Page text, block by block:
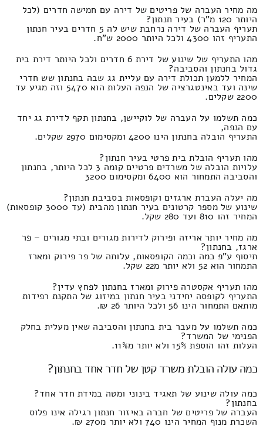
מה מחיר העברה של פריטים של דירה עם חמישה חדרים (לכל
היותר 120 מ"ר) בעיר חנתון?
תעריף העברה של דירה נרחבת שיש לה 5 חדרים בעיר חנתון
התעריף זהו 4300 ולכל היותר 2000 ש"ח.
מהו התעריף של שינוע של דירת 6 חדרים ולכל היותר דירת בית
גדול בחנתון והסביבה?
המחיר ללמען תכולת דירה עם עליית גג שבה בחנתון שש חדרי
שינה ועד באינטגרציה של הנפה העלות הוא 5470 וזה מגיע עד
2200 שקלים.
כמה תשלמו על העברה של לוקיישן, בחנתון תקף לדירת גג יחד
עם הנפה,
התעריף הובלה בחנתון הינו 4200 ומקסימום 2970 שקלים.
מהו תעריף הובלת בית פרטי בעיר חנתון?
עלויות הובלה של משרדים פרטיים קומה 3 לכל היותר, בחנתון
והסביבה התמחור הוא 6400 ומקסימום 3200
מה יעלה העברת ארגזים וקופסאות בסביבת חנתון?
שינוע של מספר קרטונים בעיר חנתון מהבית (עד 3000 קופסאות)
המחיר זהו 810 ועד 280 שקל.
מה מחיר יותר אריזה ופירוק לדירות מגורים ובתי מגורים – פר
ארגז, בחנתון?
תיסוף ע"פ כמה וכמה הקופסאות, עלותה של פר פירוק ומארז
התמחור הוא 52 ולא יותר מ22 שקל.
מהו תעריף אקסטרה פירוק ומארז בחנתון לפחץ עדין?
התעריף לקופסה יחידני בעיר חנתון במיזוג של התקנת רפידות
מותאם התמחור הינו 56 ולכל היותר 26 ₪.
כמה תשלמו על מעבר בית בחנתון והסביבה שאין מעלית בחלק
הפנימי של המשרד?
העלות זהו הוספת 15% ולא יותר מ11%.
כמה עולה הובלת משרד קטן של חדר אחד בחנתון?
כמה עולה שינוע של תאגיד בינוני ומטה במידת חדר אחד?
בחנתון?
העברה של פריטים של חברה באיזור חנתון רגילה אינו פלוס
השכרת מנוף המחיר הינו 740 ולא יותר מ270 ₪.